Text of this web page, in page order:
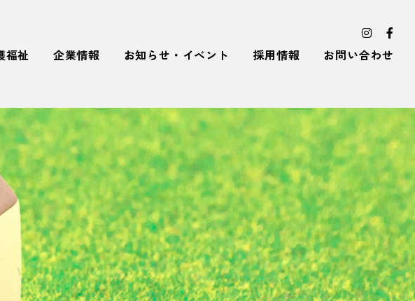
福祉 企業情報 お知らせ・イベント 採用情報 お問い合わせ